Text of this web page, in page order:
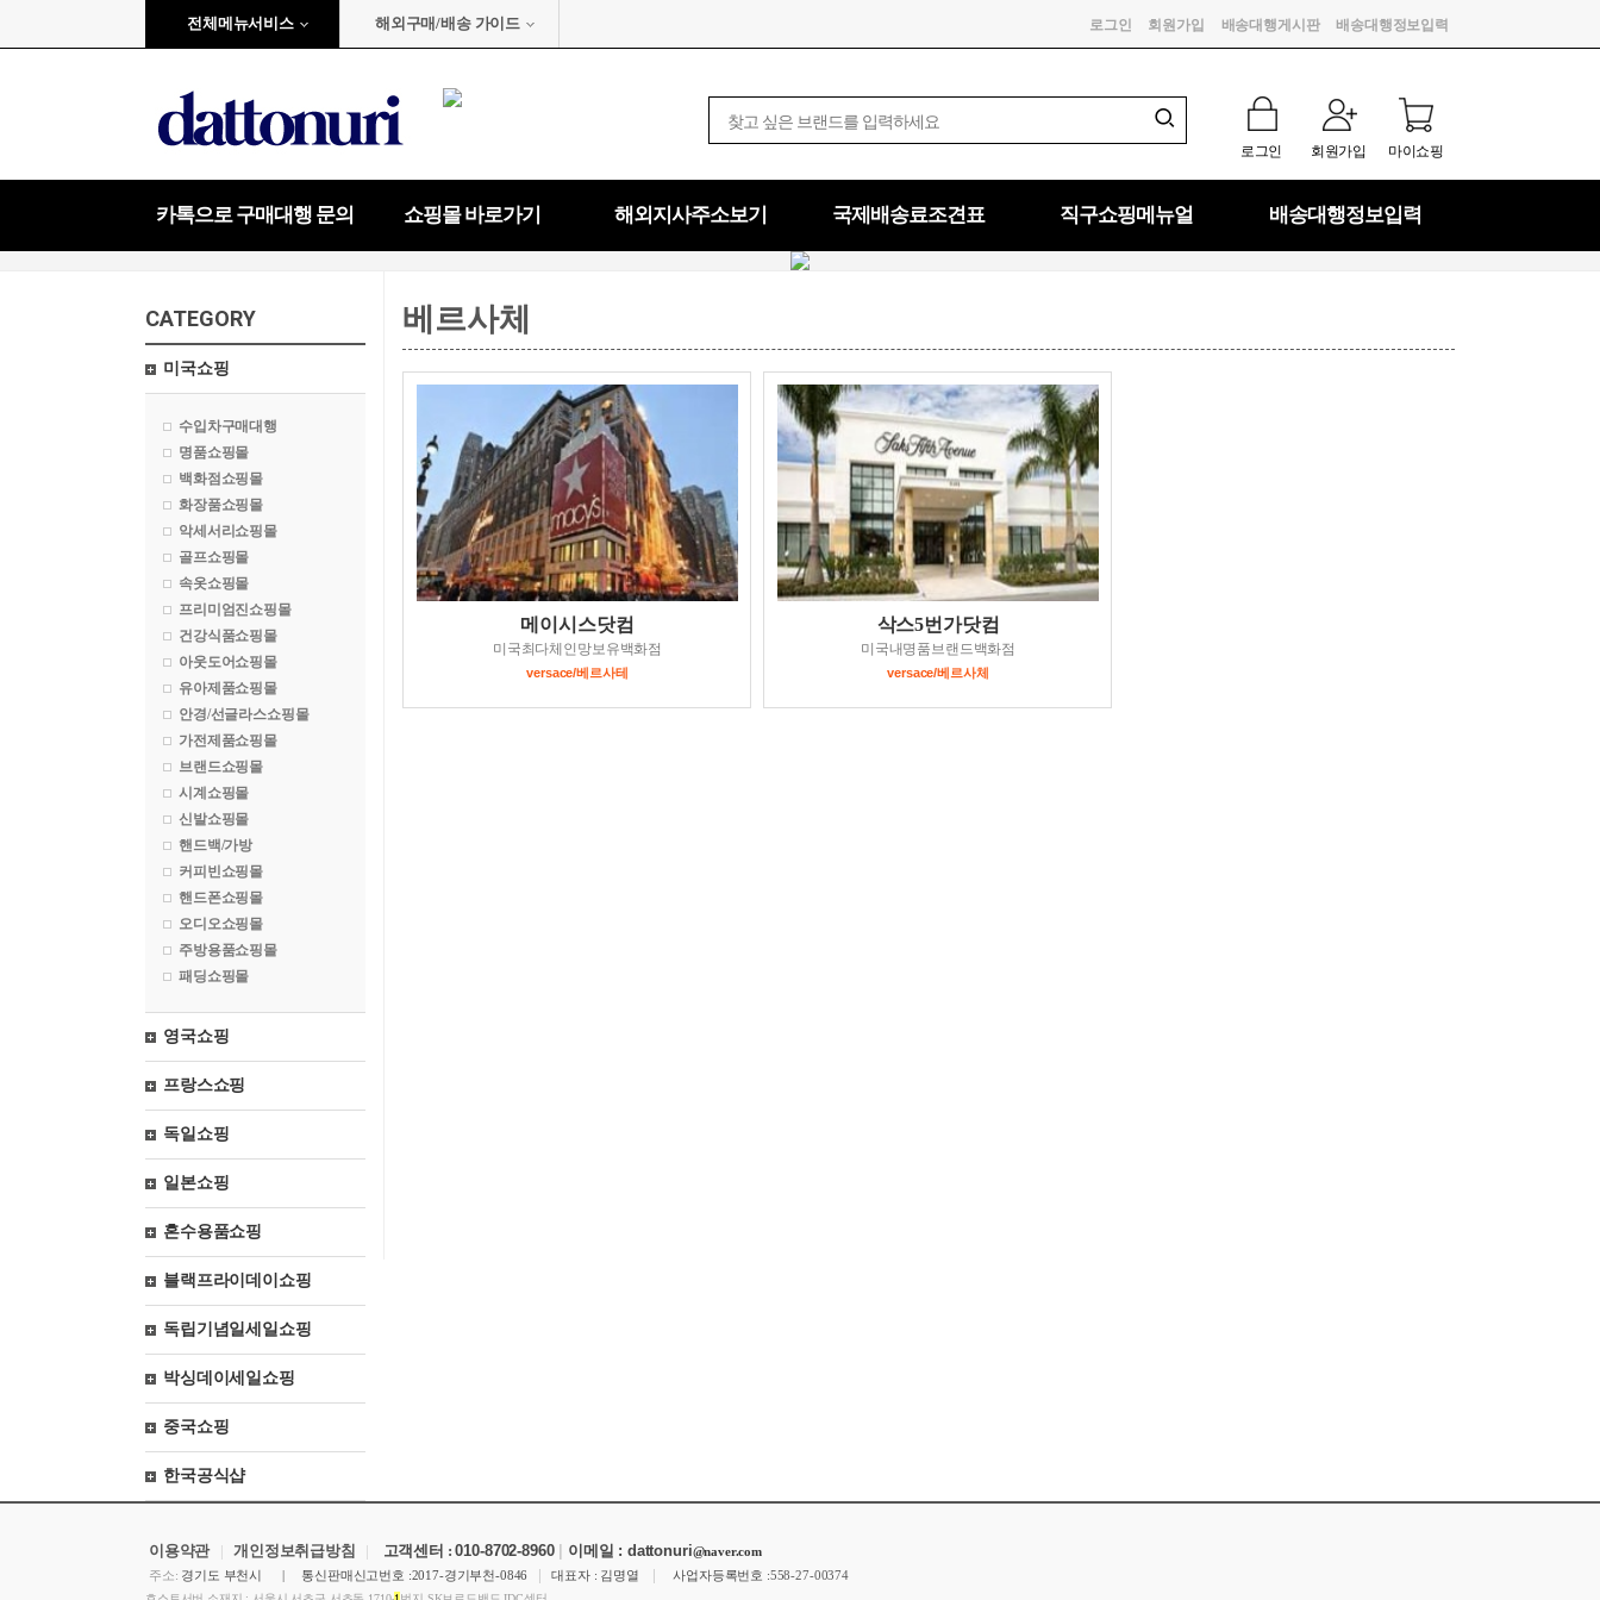
전체메뉴서비스 해외구매/배송 가이드 로그인 회원가입 배송대행게시판 배송대행정보입력
로그인 회원가입 마이쇼핑
카톡으로 구매대행 문의 쇼핑몰 바로가기 해외지사주소보기 국제배송료조견표 직구쇼핑메뉴얼 배송대행정보입력
CATEGORY
미국쇼핑
수입차구매대행
명품쇼핑몰
백화점쇼핑몰
화장품쇼핑몰
악세서리쇼핑몰
골프쇼핑몰
속옷쇼핑몰
프리미엄진쇼핑몰
건강식품쇼핑몰
아웃도어쇼핑몰
유아제품쇼핑몰
안경/선글라스쇼핑몰
가전제품쇼핑몰
브랜드쇼핑몰
시계쇼핑몰
신발쇼핑몰
핸드백/가방
커피빈쇼핑몰
핸드폰쇼핑몰
오디오쇼핑몰
주방용품쇼핑몰
패딩쇼핑몰
영국쇼핑
프랑스쇼핑
독일쇼핑
일본쇼핑
혼수용품쇼핑
블랙프라이데이쇼핑
독립기념일세일쇼핑
박싱데이세일쇼핑
중국쇼핑
한국공식샵
베르사체
메이시스닷컴
미국최다체인망보유백화점
versace/베르사테
삭스5번가닷컴
미국내명품브랜드백화점
versace/베르사체
이용약관 |개인정보취급방침 | 고객센터 :010-8702-8960 이메일 : dattonuri@naver.com
주소: 경기도 부천시 | 통신판매신고번호 :2017-경기부천-0846 | 대표자 : 김명열 | 사업자등록번호 :558-27-00374